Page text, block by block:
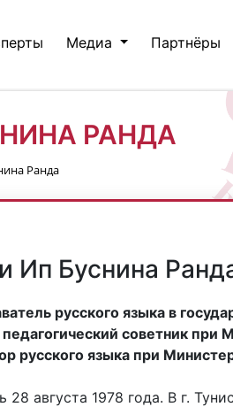
Медиа Партнёры
РАНДА
Ранда
Ип Буснина
русского языка в
педагогический советник при
русского языка при
28 августа 1978 года. В г.